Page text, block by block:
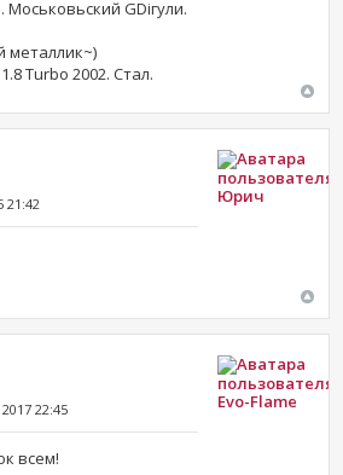
Моськовьский GDiгули.
металлик~)
Turbo 2002. Стал.
21:42 Юрич
22:45
всем!
Evo-Flame